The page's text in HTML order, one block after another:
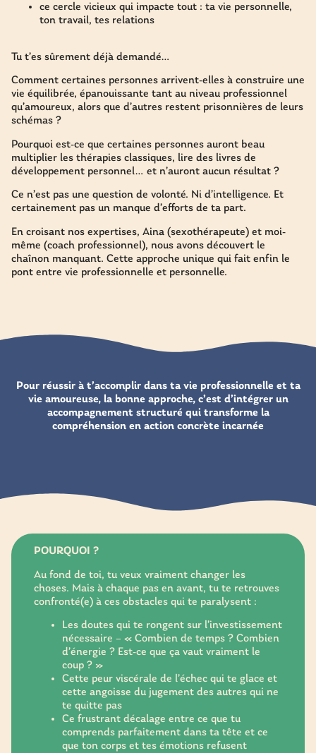
ce cercle vicieux qui impacte tout : ta vie personnelle,
ton travail, tes relations
Tu t’es sûrement déjà demandé…
Comment certaines personnes arrivent-elles à construire une
vie équilibrée, épanouissante tant au niveau professionnel
qu’amoureux, alors que d’autres restent prisonnières de leurs
schémas ?
Pourquoi est-ce que certaines personnes auront beau
multiplier les thérapies classiques, lire des livres de
développement personnel… et n’auront aucun résultat ?
Ce n’est pas une question de volonté. Ni d’intelligence. Et
certainement pas un manque d’efforts de ta part.
En croisant nos expertises, Aina (sexothérapeute) et moi-
même (coach professionnel), nous avons découvert le
chaînon manquant. Cette approche unique qui fait enfin le
pont entre vie professionnelle et personnelle.
Pour réussir à t’accomplir dans ta vie professionnelle et ta
vie amoureuse, la bonne approche, c’est d’intégrer un
accompagnement structuré qui transforme la
compréhension en action concrète incarnée
POURQUOI ?
Au fond de toi, tu veux vraiment changer les
choses. Mais à chaque pas en avant, tu te retrouves
confronté(e) à ces obstacles qui te paralysent :
Les doutes qui te rongent sur l’investissement
nécessaire – « Combien de temps ? Combien
d’énergie ? Est-ce que ça vaut vraiment le
coup ? »
Cette peur viscérale de l’échec qui te glace et
cette angoisse du jugement des autres qui ne
te quitte pas
Ce frustrant décalage entre ce que tu
comprends parfaitement dans ta tête et ce
que ton corps et tes émotions refusent